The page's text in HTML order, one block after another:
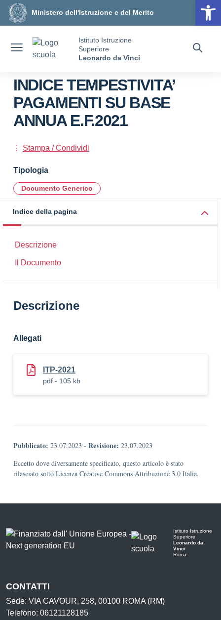
Vai ai contenuti
Vai al menu di navigazione
Vai al footer
Ministero dell'Istruzione e del Merito
Istituto Istruzione
Superiore
Leonardo da Vinci
INDICE TEMPESTIVITA’
PAGAMENTI SU BASE
ANNUA E.F.2021
Stampa / Condividi
Tipologia
Documento Generico
Indice della pagina
Descrizione
Il Documento
Descrizione
Allegati
ITP-2021
pdf - 105 kb
Pubblicato: 23.07.2023 - Revisione: 23.07.2023
Eccetto dove diversamente specificato, questo articolo è stato
rilasciato sotto Licenza Creative Commons Attribuzione 3.0 Italia.
Istituto Istruzione
Superiore
Leonardo da
Vinci
Roma
CONTATTI
Sede: VIA CAVOUR, 258, 00100 ROMA (RM)
Telefono: 06121128185